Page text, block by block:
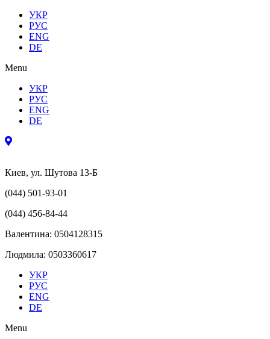
УКР
РУС
ENG
DE
Menu
УКР
РУС
ENG
DE
Киев, ул. Шутова 13-Б
(044) 501-93-01
(044) 456-84-44
Валентина: 0504128315
Людмила: 0503360617
УКР
РУС
ENG
DE
Menu